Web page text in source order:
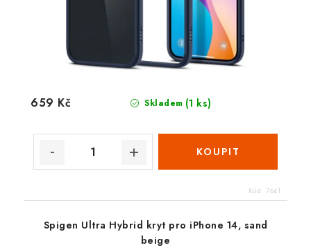
Skladem (1 ks)
659 Kč
Kód: 7641
Spigen Ultra Hybrid kryt pro iPhone 14, sand
beige